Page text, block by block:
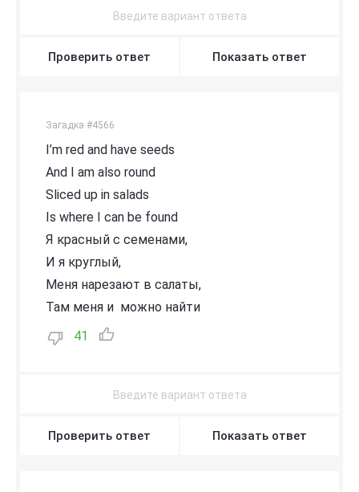
Проверить ответ Показать ответ
Загадка #4566
I’m red and have seeds
And I am also round
Sliced up in salads
Is where I can be found
Я красный с семенами,
И я круглый,
Меня нарезают в салаты,
Там меня и можно найти
41
Проверить ответ Показать ответ